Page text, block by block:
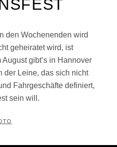
den Wochenenden wird
geheiratet wird, ist
gibt’s in Hannover
der Leine, das sich nicht
Fahrgeschäfte definiert,
sein will.